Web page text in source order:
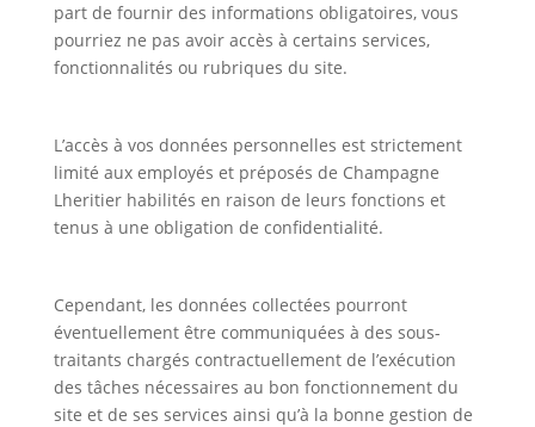
part de fournir des informations obligatoires, vous
pourriez ne pas avoir accès à certains services,
fonctionnalités ou rubriques du site.
L’accès à vos données personnelles est strictement
limité aux employés et préposés de Champagne
Lheritier habilités en raison de leurs fonctions et
tenus à une obligation de confidentialité.
Cependant, les données collectées pourront
éventuellement être communiquées à des sous-
traitants chargés contractuellement de l’exécution
des tâches nécessaires au bon fonctionnement du
site et de ses services ainsi qu’à la bonne gestion de